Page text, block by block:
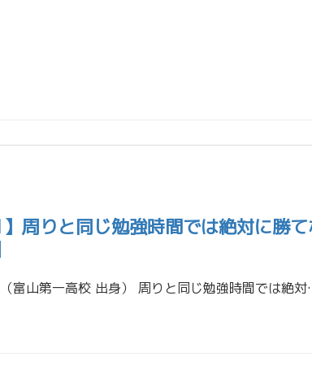
周りと同じ勉強時間では絶対に勝
富山大学 薬学部 合格 栗原 叶くん （富山第一高校 出身）